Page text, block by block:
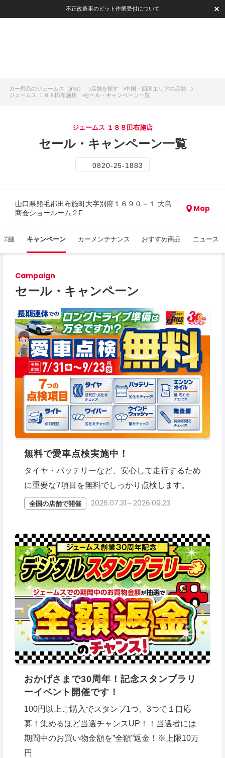
不正改造車のピット作業受付について
カー用品のジェームス（jms） 店舗を探す
中国・四国エリアの店舗
ジェームス １８８田布施店
セール・キャンペーン一覧
ジェームス １８８田布施店
セール・キャンペーン一覧
0820-25-1883
山口県熊毛郡田布施町大字別府１６９０－１ 大島
商会ショールーム２F
Map
細 キャンペーン カーメンテナンス おすすめ商品 ニュース
Campaign
セール・キャンペーン
無料で愛車点検実施中！
タイヤ・バッテリーなど、安心して走行するため
に重要な7項目を無料でしっかり点検します。
全国の店舗で開催 2026.07.31～2026.09.23
おかげさまで30周年！記念スタンプラリ
ーイベント開催です！
100円以上ご購入でスタンプ1つ、3つで１口応
募！集めるほど当選チャンスUP！！当選者には
期間中のお買い物金額を”全額”返金！※上限10万
円